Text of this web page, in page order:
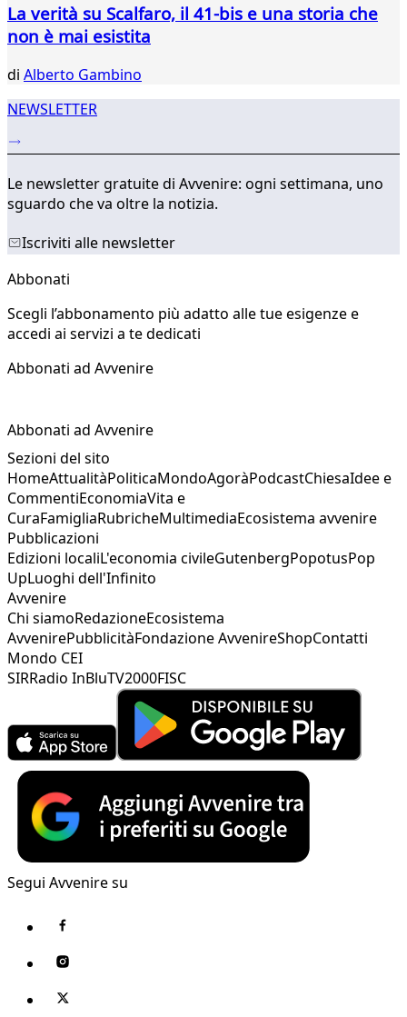
La verità su Scalfaro, il 41-bis e una storia che
non è mai esistita
di Alberto Gambino
NEWSLETTER
Le newsletter gratuite di Avvenire: ogni settimana, uno
sguardo che va oltre la notizia.
Iscriviti alle newsletter
Abbonati
Scegli l’abbonamento più adatto alle tue esigenze e
accedi ai servizi a te dedicati
Abbonati ad Avvenire
Abbonati ad Avvenire
Sezioni del sito
HomeAttualitàPoliticaMondoAgoràPodcastChiesaIdee e
CommentiEconomiaVita e
CuraFamigliaRubricheMultimediaEcosistema avvenire
Pubblicazioni
Edizioni localiL'economia civileGutenbergPopotusPop
UpLuoghi dell'Infinito
Avvenire
Chi siamoRedazioneEcosistema
AvvenirePubblicitàFondazione AvvenireShopContatti
Mondo CEI
SIRRadio InBluTV2000FISC
Segui Avvenire su